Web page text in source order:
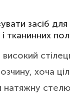
засіб
тканинних
хоча
натяжну